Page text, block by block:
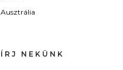
Ausztrália
ÍRJ NEKÜNK